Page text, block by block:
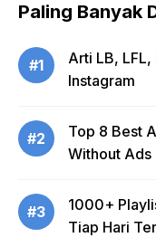
Paling Banyak
#1
Arti LB, LFL,
Instagram
#2
Top 8 Best
Without Ads
#3
1000+
Tiap Hari